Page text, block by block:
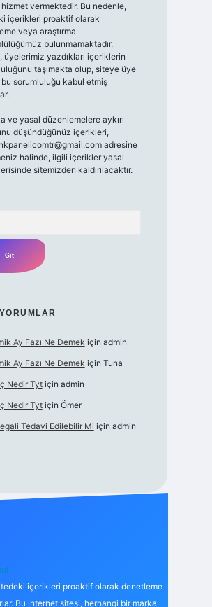
vermektedir. Bu nedenle,
içerikleri proaktif olarak
veya araştırma
bulunmamaktadır.
üyelerimiz yazdıkları içeriklerin
taşımakta olup, siteye üye
sorumluluğu kabul etmiş
ve yasal düzenlemelere aykırı
düşündüğünüz içerikleri,
adresine
halinde, ilgili içerikler yasal
sitemizden kaldırılacaktır.
Ay Fazı Ne Demek için admin
Ay Fazı Ne Demek için Tuna
Nedir Tytiçin admin
Nedir Tytiçin Ömer
Tedavi Edilebilir Mi için admin
içerikleri proaktif olarak denetleme
Bu internet sitesi, herhangi bir marka,